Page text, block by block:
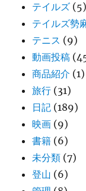
テイルズ (5)
テイルズ勢
テニス (9)
動画投稿
商品紹介 (1)
旅行 (31)
日記 (189)
映画 (9)
書籍 (6)
未分類 (7)
登山 (6)